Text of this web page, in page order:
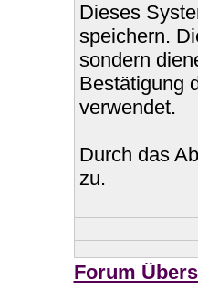
Dieses
speichern.
sondern
Bestätigung
verwendet.
Durch das
zu.
Forum